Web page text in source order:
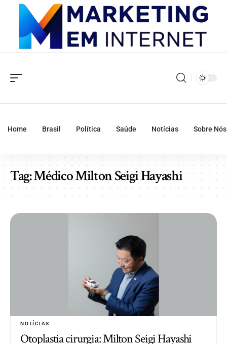
Home Brasil Política Saúde Notícias Sobre Nós
Tag:Médico Milton Seigi Hayashi
NOTÍCIAS
Otoplastia cirurgia: Milton Seigi Hayashi